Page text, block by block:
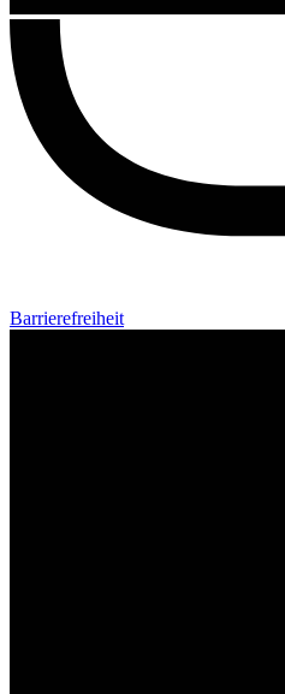
Barrierefreiheit